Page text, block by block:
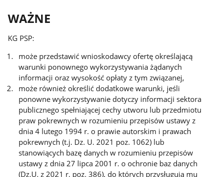
WAŻNE
KG PSP:
może przedstawić wnioskodawcy ofertę określającą
warunki ponownego wykorzystywania żądanych
informacji oraz wysokość opłaty z tym związanej,
może również określić dodatkowe warunki, jeśli
ponowne wykorzystywanie dotyczy informacji sektora
publicznego spełniającej cechy utworu lub przedmiotu
praw pokrewnych w rozumieniu przepisów ustawy z
dnia 4 lutego 1994 r. o prawie autorskim i prawach
pokrewnych (t.j. Dz. U. 2021 poz. 1062) lub
stanowiących bazę danych w rozumieniu przepisów
ustawy z dnia 27 lipca 2001 r. o ochronie baz danych
(Dz.U. z 2021 r. poz. 386), do których przysługują mu